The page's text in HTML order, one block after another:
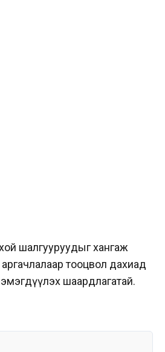
шалгууруудыг хангаж
тооцвол дахиад
шаардлагатай.